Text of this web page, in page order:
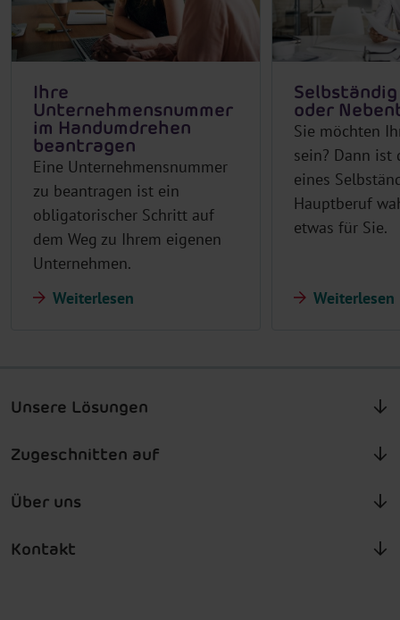
Ihre
Unternehmensnummer
im Handumdrehen
beantragen
Eine Unternehmensnummer
zu beantragen ist ein
obligatorischer Schritt auf
dem Weg zu Ihrem eigenen
Unternehmen.
Weiterlesen
oder
Sie möchten
sein? Dann ist
eines
Hauptberuf
etwas für Sie.
Weiterlesen
Unsere Lösungen
Zugeschnitten auf
Über uns
Kontakt